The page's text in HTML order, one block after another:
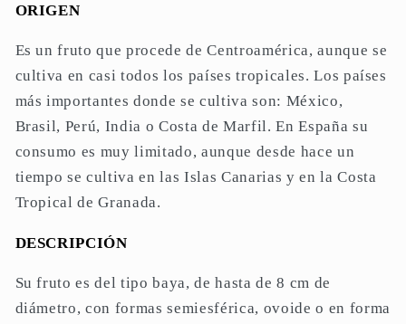
ORIGEN
Es un fruto que procede de Centroamérica, aunque se
cultiva en casi todos los países tropicales. Los países
más importantes donde se cultiva son: México,
Brasil, Perú, India o Costa de Marfil. En España su
consumo es muy limitado, aunque desde hace un
tiempo se cultiva en las Islas Canarias y en la Costa
Tropical de Granada.
DESCRIPCIÓN
Su fruto es del tipo baya, de hasta de 8 cm de
diámetro, con formas semiesférica, ovoide o en forma